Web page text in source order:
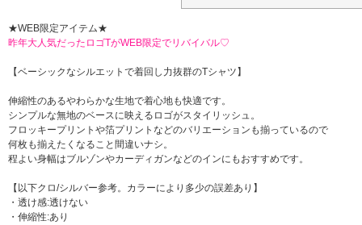
★WEB限定アイテム★
昨年大人気だったロゴTがWEB限定でリバイバル♡
【ベーシックなシルエットで着回し力抜群のTシャツ】
伸縮性のあるやわらかな生地で着心地も快適です。
シンプルな無地のベースに映えるロゴがスタイリッシュ。
フロッキープリントや箔プリントなどのバリエーションも揃っているので
何枚も揃えたくなること間違いナシ。
程よい身幅はブルゾンやカーディガンなどのインにもおすすめです。
【以下クロ/シルバー参考。カラーにより多少の誤差あり】
・透け感:透けない
・伸縮性:あり